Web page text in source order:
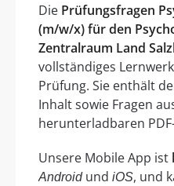
Die Prüfungsfragen
(m/w/x) für den
Zentralraum Land
vollständiges
Prüfung. Sie enthält
Inhalt sowie Fragen
herunterladbaren
Unsere Mobile App ist
Androidund iOS, und